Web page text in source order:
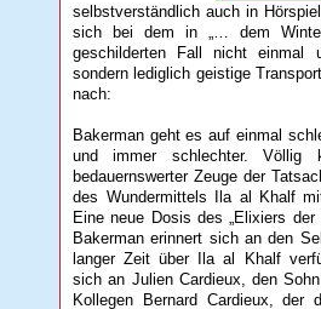
selbstverständlich auch in
sich bei dem in „… dem
geschilderten Fall nicht einmal
sondern lediglich geistige
nach:
Bakerman geht es auf einmal
und immer schlechter.
bedauernswerter Zeuge der
des Wundermittels Ila al Khalf
Eine neue Dosis des „Elixiers der
Bakerman erinnert sich an den
langer Zeit über Ila al Khalf
sich an Julien Cardieux, den
Kollegen Bernard Cardieux, der